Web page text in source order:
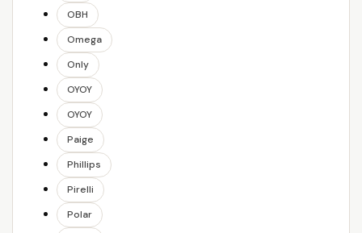
OBH
Omega
Only
OYOY
OYOY
Paige
Phillips
Pirelli
Polar